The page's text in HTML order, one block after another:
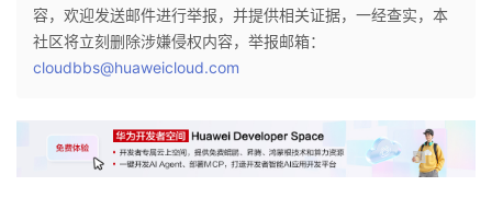
容，欢迎发送邮件进行举报，并提供相关证据，一经查实，本
社区将立刻删除涉嫌侵权内容，举报邮箱：
cloudbbs@huaweicloud.com